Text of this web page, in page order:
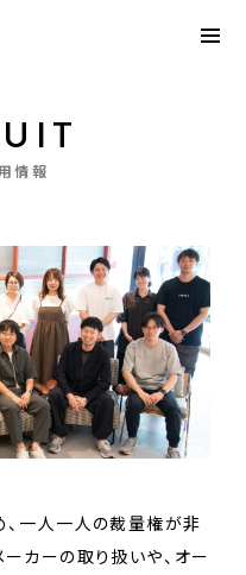
情報
、一人一人の裁量権が非
カーの取り扱いや、オー